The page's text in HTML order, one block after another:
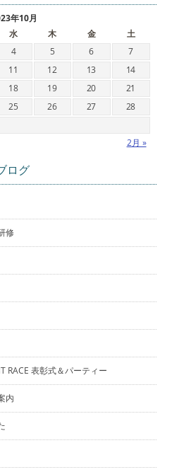
年10月
水 木 金 土
2月 »
4 5 6
7
11 12 13
14
18 19 20
21
25 26 27
28
ログ
修
表彰式＆パーティー
内